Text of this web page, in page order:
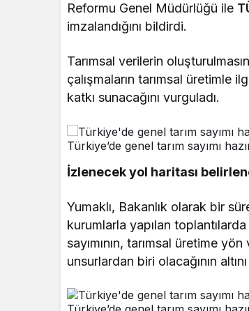
Reformu Genel Müdürlüğü ile
imzalandığını bildirdi.
Tarımsal verilerin
çalışmaların tarımsal üretimle
katkı sunacağını vurguladı.
Türkiye’de genel tarım sayımı
İzlenecek yol haritası
Yumaklı, Bakanlık olarak bir
kurumlarla yapılan
sayımının, tarımsal üretime
unsurlardan biri olacağının